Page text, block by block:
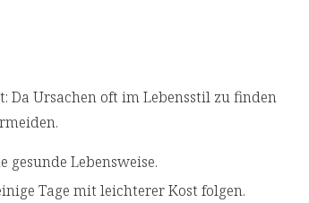
Da Ursachen oft im Lebensstil zu finden
gesunde Lebensweise.
Tage mit leichterer Kost folgen.